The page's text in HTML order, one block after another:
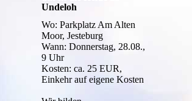
Undeloh
Wo: Parkplatz Am Alten
Moor, Jesteburg
Wann: Donnerstag, 28.08.,
9 Uhr
Kosten: ca. 25 EUR,
Einkehr auf eigene Kosten